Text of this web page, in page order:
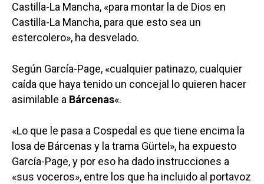
Castilla-La Mancha, «para montar la de Dios en
Castilla-La Mancha, para que esto sea un
estercolero», ha desvelado.
Según García-Page, «cualquier patinazo, cualquier
caída que haya tenido un concejal lo quieren hacer
asimilable a Bárcenas«.
«Lo que le pasa a Cospedal es que tiene encima la
losa de Bárcenas y la trama Gürtel», ha expuesto
García-Page, y por eso ha dado instrucciones a
«sus voceros», entre los que ha incluido al portavoz